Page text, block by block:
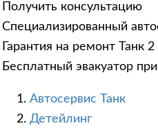
Получить консультацию
Специализированный
Гарантия на ремонт Танк 2
Бесплатный эвакуатор
Автосервис Танк
Детейлинг